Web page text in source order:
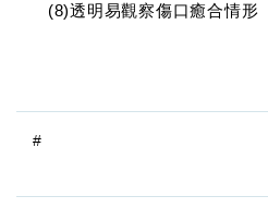
(8)透明易觀察傷口癒合情形
#